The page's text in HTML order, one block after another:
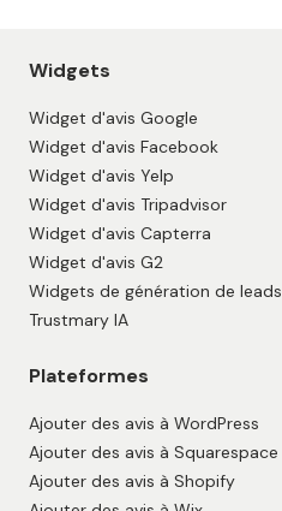
Widgets
Widget d'avis Google
Widget d'avis Facebook
Widget d'avis Yelp
Widget d'avis Tripadvisor
Widget d'avis Capterra
Widget d'avis G2
Widgets de génération de leads
Trustmary IA
Plateformes
Ajouter des avis à WordPress
Ajouter des avis à Squarespace
Ajouter des avis à Shopify